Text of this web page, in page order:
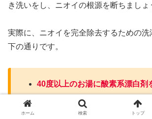
き洗いをし、ニオイの根源を断ちましょ
実際に、ニオイを完全除去するための洗
下の通りです。
40度以上のお湯に酸素系漂白剤
30分以上つけ置きしてから通常
部屋干し用の洗剤を使って菌の
ホーム 検索 トップ